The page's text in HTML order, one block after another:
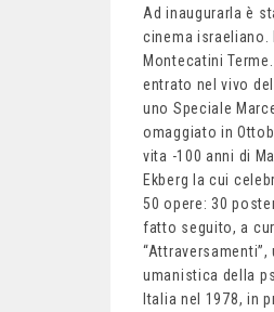
Ad inaugurarla è
cinema
Montecatini
entrato nel vivo
uno Speciale
omaggiato in
vita -100 anni di
Ekberg la cui
50 opere: 30
fatto seguito, a
umanistica della
Italia nel 1978, in